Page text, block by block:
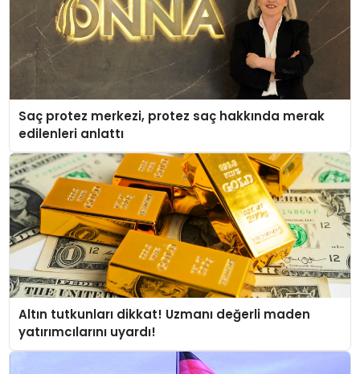
Saç protez merkezi, protez saç hakkında merak
edilenleri anlattı
Altın tutkunları dikkat! Uzmanı değerli maden
yatırımcılarını uyardı!